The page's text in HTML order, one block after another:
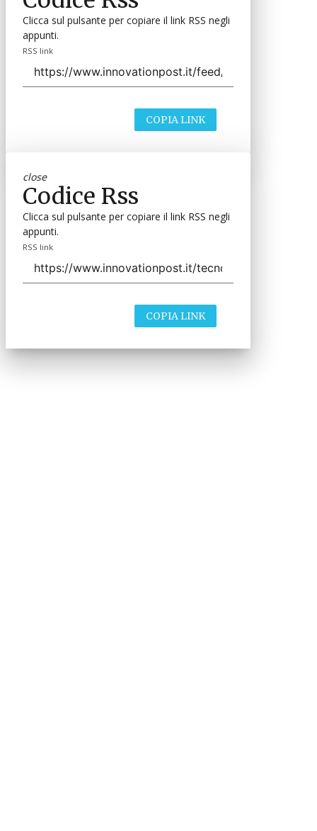
Clicca sul pulsante per copiare il link RSS negli
appunti.
RSS link
COPIA LINK
close
Codice Rss
Clicca sul pulsante per copiare il link RSS negli
appunti.
RSS link
COPIA LINK